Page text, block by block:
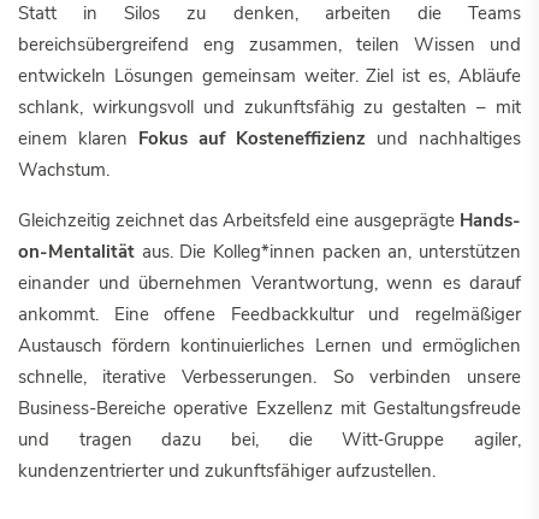
Statt in Silos zu denken, arbeiten die Teams
bereichsübergreifend eng zusammen, teilen Wissen und
entwickeln Lösungen gemeinsam weiter. Ziel ist es, Abläufe
schlank, wirkungsvoll und zukunftsfähig zu gestalten – mit
einem klaren Fokus auf Kosteneffizienz und nachhaltiges
Wachstum.
Gleichzeitig zeichnet das Arbeitsfeld eine ausgeprägte Hands-
on-Mentalität aus. Die Kolleg*innen packen an, unterstützen
einander und übernehmen Verantwortung, wenn es darauf
ankommt. Eine offene Feedbackkultur und regelmäßiger
Austausch fördern kontinuierliches Lernen und ermöglichen
schnelle, iterative Verbesserungen. So verbinden unsere
Business-Bereiche operative Exzellenz mit Gestaltungsfreude
und tragen dazu bei, die Witt‑Gruppe agiler,
kundenzentrierter und zukunftsfähiger aufzustellen.